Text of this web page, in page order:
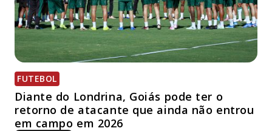
FUTEBOL
Diante do Londrina, Goiás pode ter o
retorno de atacante que ainda não entrou
em campo em 2026